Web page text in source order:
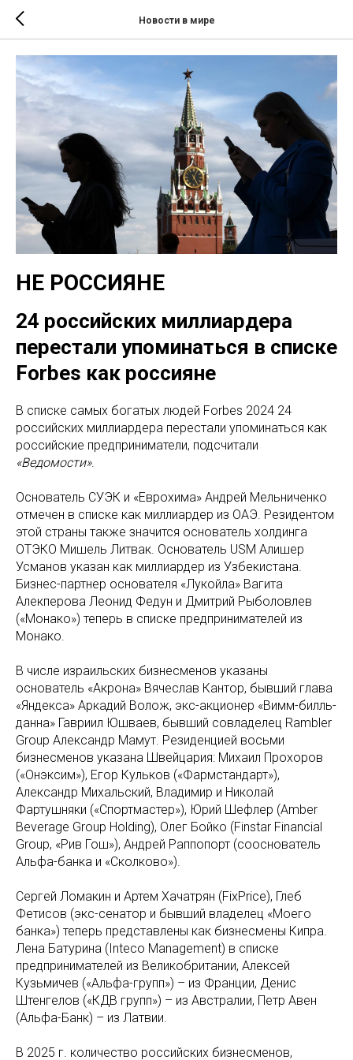
Новости в мире
НЕ РОССИЯНЕ
24 российских миллиардера
перестали упоминатьcя в списке
Forbes как россияне
В списке самых богатых людей Forbes 2024 24
российских миллиардера перестали упоминатьcя как
российские предприниматели, подсчитали
«Ведомости».
Основатель СУЭК и «Еврохима» Андрей Мельниченко
отмечен в списке как миллиардер из ОАЭ. Резидентом
этой страны также значится основатель холдинга
ОТЭКО Мишель Литвак. Основатель USM Алишер
Усманов указан как миллиардер из Узбекистана.
Бизнес-партнер основателя «Лукойла» Вагита
Алекперова Леонид Федун и Дмитрий Рыболовлев
(«Монако») теперь в списке предпринимателей из
Монако.
В числе израильских бизнесменов указаны
основатель «Акрона» Вячеслав Кантор, бывший глава
«Яндекса» Аркадий Волож, экс-акционер «Вимм-билль-
данна» Гавриил Юшваев, бывший совладелец Rambler
Group Александр Мамут. Резиденцией восьми
бизнесменов указана Швейцария: Михаил Прохоров
(«Онэксим»), Егор Кульков («Фармстандарт»),
Александр Михальский, Владимир и Николай
Фартушняки («Спортмастер»), Юрий Шефлер (Amber
Beverage Group Holding), Олег Бойко (Finstar Financial
Group, «Рив Гош»), Андрей Раппопорт (сооснователь
Альфа-банка и «Сколково»).
Сергей Ломакин и Артем Хачатрян (FixPrice), Глеб
Фетисов (экс-сенатор и бывший владелец «Моего
банка») теперь представлены как бизнесмены Кипра.
Лена Батурина (Inteco Management) в списке
предпринимателей из Великобритании, Алексей
Кузьмичев («Альфа-групп») – из Франции, Денис
Штенгелов («КДВ групп») – из Австралии, Петр Авен
(Альфа-Банк) – из Латвии.
В 2025 г. количество российских бизнесменов,